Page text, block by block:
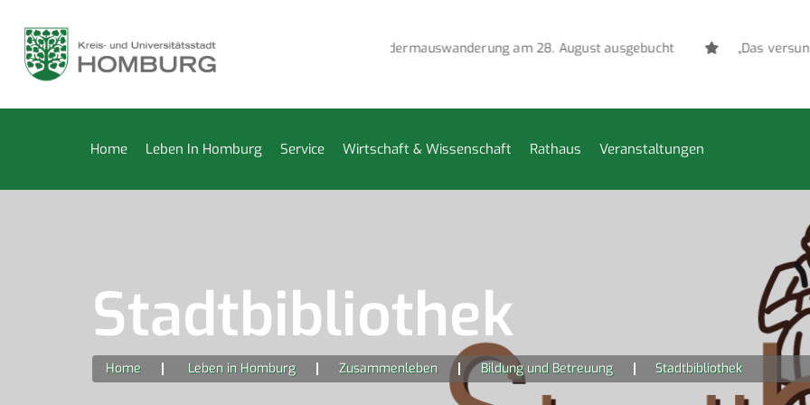
Kleiderkammer bis 14. August geschlossen Fledermauswanderung am 28. August ausgebucht „Das
Home Leben In Homburg Service Wirtschaft & Wissenschaft Rathaus Veranstaltungen
Stadtbibliothek
Home Leben in Homburg Zusammenleben Bildung und Betreuung Stadtbibliothek